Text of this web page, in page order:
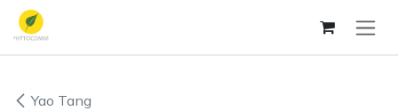
Zum Inhalt springen
Yao Tang